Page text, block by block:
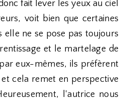
fait lever les yeux au ciel
voit bien que certaines
elle ne se pose pas toujours
et le martelage de
eux-mêmes, ils préfèrent
cela remet en perspective
l'autrice nous